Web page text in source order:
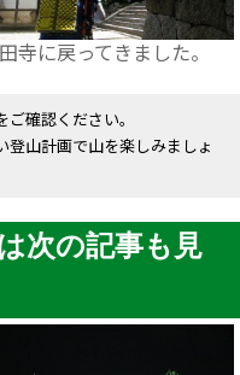
寺に戻ってきました。
確認ください。
登山計画で山を楽しみましょ
次の記事も見